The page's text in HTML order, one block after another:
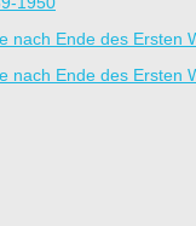
nach Ende des Ersten
nach Ende des Ersten